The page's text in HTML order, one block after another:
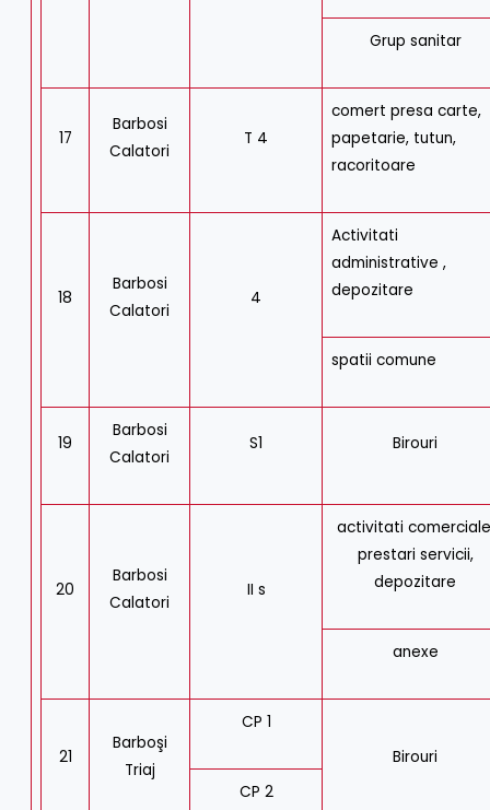
Grup sanitar
17
Barbosi
Calatori
T 4
comert presa carte,
papetarie, tutun,
racoritoare
18
Barbosi
Calatori
4
Activitati
administrative ,
depozitare
spatii comune
19
Barbosi
Calatori
S1 Birouri
20
Barbosi
Calatori
II s
activitati
prestari servicii,
depozitare
anexe
21
Barboşi
Triaj
CP 1
Birouri
CP 2